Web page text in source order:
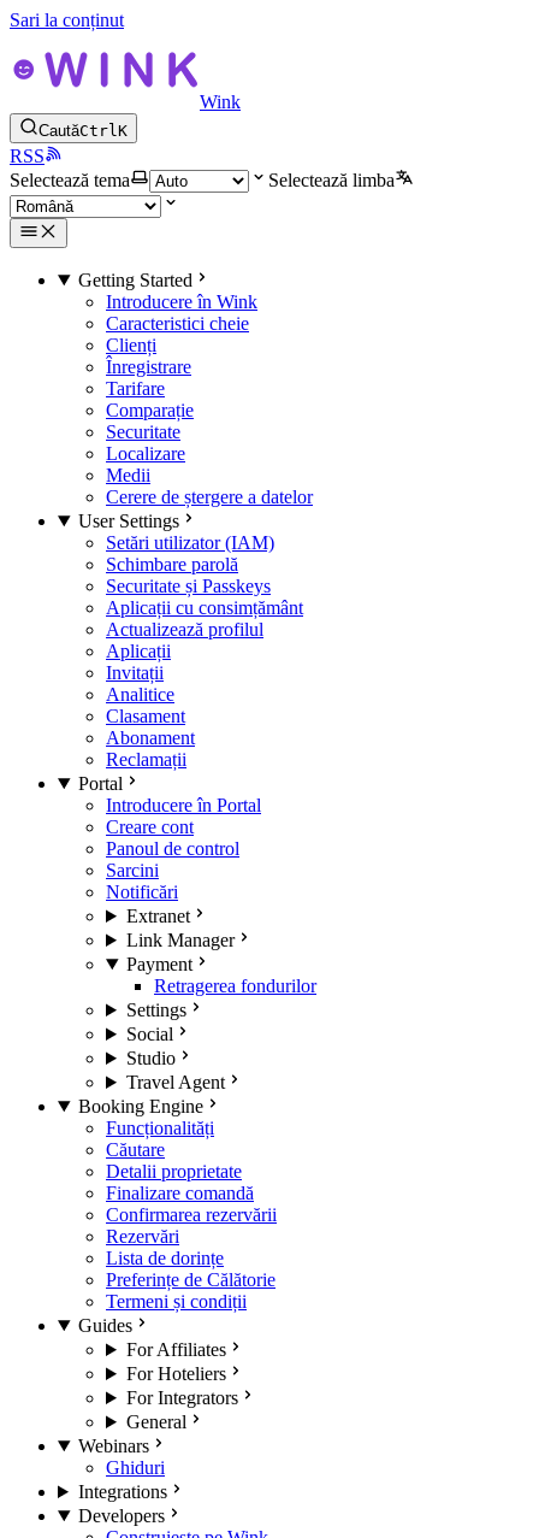
Sari la conținut
Wink
CautăCtrlK
RSS
Selectează tema
Selectează limba
Getting Started
Introducere în Wink
Caracteristici cheie
Clienți
Înregistrare
Tarifare
Comparație
Securitate
Localizare
Medii
Cerere de ștergere a datelor
User Settings
Setări utilizator (IAM)
Schimbare parolă
Securitate și Passkeys
Aplicații cu consimțământ
Actualizează profilul
Aplicații
Invitații
Analitice
Clasament
Abonament
Reclamații
Portal
Introducere în Portal
Creare cont
Panoul de control
Sarcini
Notificări
Extranet
Link Manager
Payment
Retragerea fondurilor
Settings
Social
Studio
Travel Agent
Booking Engine
Funcționalități
Căutare
Detalii proprietate
Finalizare comandă
Confirmarea rezervării
Rezervări
Lista de dorințe
Preferințe de Călătorie
Termeni și condiții
Guides
For Affiliates
For Hoteliers
For Integrators
General
Webinars
Ghiduri
Integrations
Developers